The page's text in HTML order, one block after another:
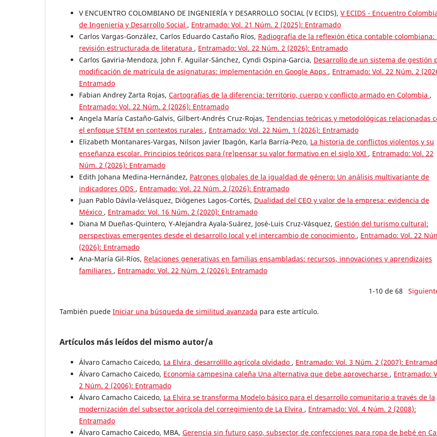
V ENCUENTRO COLOMBIANO DE INGENIERÍA Y DESARROLLO SOCIAL (V ECIDS), V ECIDS - Encuentro
de Ingeniería y Desarrollo Social , Entramado: Vol. 21 Núm. 2 (2025): Entramado
Carlos Vargas-González, Carlos Eduardo Castaño Ríos, Radiografía de la reflexión ética contable colombiana:
revisión estructurada de literatura , Entramado: Vol. 22 Núm. 2 (2026): Entramado
Carlos Gaviria-Mendoza, John F. Aguilar-Sánchez, Cyndi Ospina-Garcia, Desarrollo de un sistema de gestión
modificación de matrícula de asignaturas: implementación en Google Apps , Entramado: Vol. 22 Núm. 2
Entramado
Fabian Andrey Zarta Rojas, Cartografías de la diferencia: territorio, cuerpo y conflicto armado en Colombia ,
Entramado: Vol. 22 Núm. 2 (2026): Entramado
Angela María Castaño-Galvis, Gilbert-Andrés Cruz-Rojas, Tendencias teóricas y metodológicas relacionadas
el enfoque STEM en contextos rurales , Entramado: Vol. 22 Núm. 1 (2026): Entramado
Elizabeth Montanares-Vargas, Nilson Javier Ibagón, Karla Barría-Pezo, La historia de conflictos violentos y su
enseñanza escolar. Principios teóricos para (re)pensar su valor formativo en el siglo XXI , Entramado: Vol. 22
Núm. 2 (2026): Entramado
Edith Johana Medina-Hernández, Patrones globales de la igualdad de género: Un análisis multivariante de
indicadores ODS , Entramado: Vol. 22 Núm. 2 (2026): Entramado
Juan Pablo Dávila-Velásquez, Diógenes Lagos-Cortés, Dualidad del CEO y valor de la empresa: evidencia de
México , Entramado: Vol. 16 Núm. 2 (2020): Entramado
Diana M Dueñas-Quintero, Y-Alejandra Ayala-Suárez, José-Luis Cruz-Vásquez, Gestión del turismo cultural:
perspectivas emergentes desde el desarrollo local y el intercambio de conocimiento , Entramado: Vol. 22
(2026): Entramado
Ana-María Gil-Ríos, Relaciones generativas en familias ensambladas: recursos, innovaciones y aprendizajes
familiares , Entramado: Vol. 22 Núm. 2 (2026): Entramado
1-10 de 68
También puede Iniciar una búsqueda de similitud avanzada para este artículo.
Artículos más leídos del mismo autor/a
Álvaro Camacho Caicedo, La Elvira, desarrollllo agrícola olvidado , Entramado: Vol. 3 Núm. 2 (2007):
Álvaro Camacho Caicedo, Economía campesina caleña Una alternativa que debe aprovecharse , Entramado:
2 Núm. 2 (2006): Entramado
Álvaro Camacho Caicedo, La Elvira se transforma Modelo básico para el desarrollo comunitario a través de la
modernización del subsector agrícola del corregimiento de La Elvira , Entramado: Vol. 4 Núm. 2 (2008):
Entramado
Álvaro Camacho Caicedo, MBA, Gerencia sin futuro caso, subsector de confecciones para ropa de bebé en